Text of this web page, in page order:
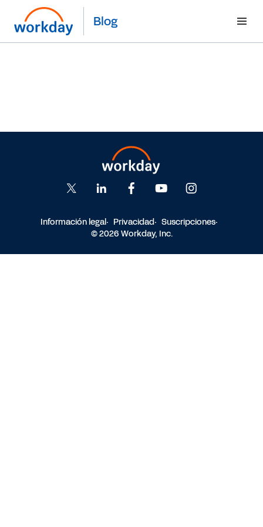
Blog
Información legal Privacidad
Suscripciones
© 2026 Workday, Inc.